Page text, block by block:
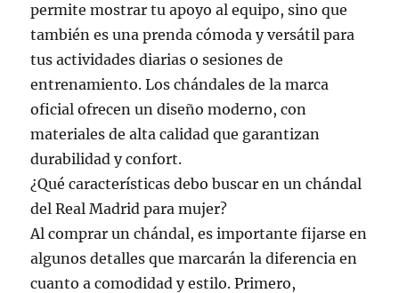
permite mostrar tu apoyo al equipo, sino que
también es una prenda cómoda y versátil para
tus actividades diarias o sesiones de
entrenamiento. Los chándales de la marca
oficial ofrecen un diseño moderno, con
materiales de alta calidad que garantizan
durabilidad y confort.
¿Qué características debo buscar en un chándal
del Real Madrid para mujer?
Al comprar un chándal, es importante fijarse en
algunos detalles que marcarán la diferencia en
cuanto a comodidad y estilo. Primero,